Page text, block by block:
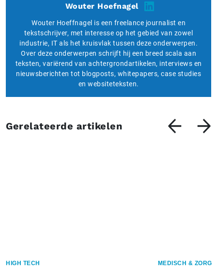
Wouter Hoefnagel
Wouter Hoeffnagel is een freelance journalist en
tekstschrijver, met interesse op het gebied van zowel
industrie, IT als het kruisvlak tussen deze onderwerpen.
Over deze onderwerpen schrijft hij een breed scala aan
teksten, variërend van achtergrondartikelen, interviews en
nieuwsberichten tot blogposts, whitepapers, case studies
en websiteteksten.
Gerelateerde artikelen
HIGH TECH MEDISCH & ZORG